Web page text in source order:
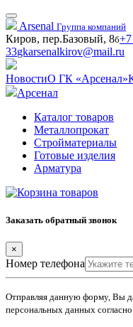
Arsenal Группа компаний
Киров, пер.Базовый, 8б
33gkarsenalkirov@mail.ru
НовостиО ГК «Арсенал»
Арсенал
Каталог товаров
Металлопрокат
Стройматериалы
Готовые изделия
Арматура
Заказать обратный звонок
×
Номер телефона
Отправляя данную форму, Вы
персональных данных согласно